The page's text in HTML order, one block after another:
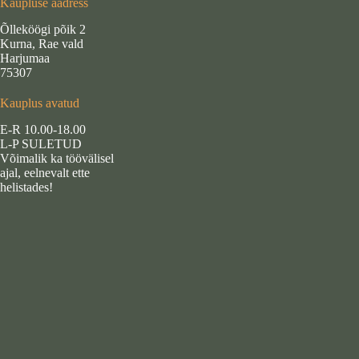
Kaupluse aadress
Õlleköögi põik 2
Kurna, Rae vald
Harjumaa
75307
Kauplus avatud
E-R 10.00-18.00
L-P SULETUD
Võimalik ka töövälisel
ajal, eelnevalt ette
helistades!